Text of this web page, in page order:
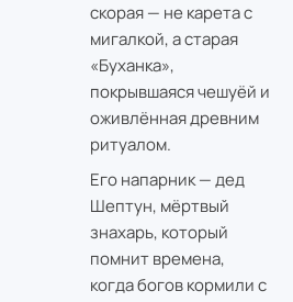
скорая — не карета с
мигалкой, а старая
«Буханка»,
покрывшаяся чешуёй и
оживлённая древним
ритуалом.
Его напарник — дед
Шептун, мёртвый
знахарь, который
помнит времена,
когда богов кормили с